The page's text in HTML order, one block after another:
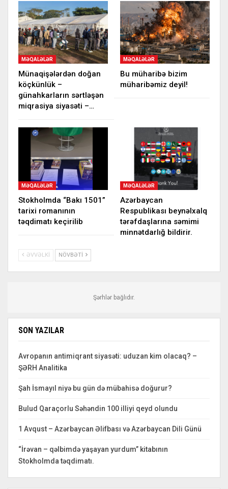
MƏQALƏLƏR
Münaqişələrdən doğan
köçkünlük –
günahkarların sərtləşən
miqrasiya siyasəti –…
MƏQALƏLƏR
Bu müharibə bizim
müharibəmiz deyil!
MƏQALƏLƏR
Stokholmda “Bakı 1501”
tarixi romanının
təqdimatı keçirilib
MƏQALƏLƏR
Azərbaycan
Respublikası beynəlxalq
tərəfdaşlarına səmimi
minnətdarlığ bildirir.
ƏVVƏLKI NÖVBƏTI
Şərhlər bağlıdır.
SON YAZILAR
Avropanın antimiqrant siyasəti: uduzan kim olacaq? –
ŞƏRH Analitika
Şah İsmayıl niyə bu gün də mübahisə doğurur?
Bulud Qaraçorlu Səhəndin 100 illiyi qeyd olundu
1 Avqust – Azərbaycan Əlifbası və Azərbaycan Dili Günü
“İrəvan – qəlbimdə yaşayan yurdum” kitabının
Stokholmda təqdimatı.